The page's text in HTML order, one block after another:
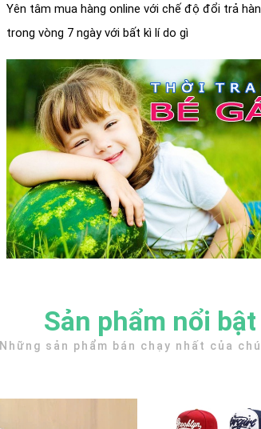
Yên tâm mua hàng online với chế độ đổi trả
trong vòng 7 ngày với bất kì lí do gì
Sản phẩm nổi bật
Những sản phẩm bán chạy nhất của